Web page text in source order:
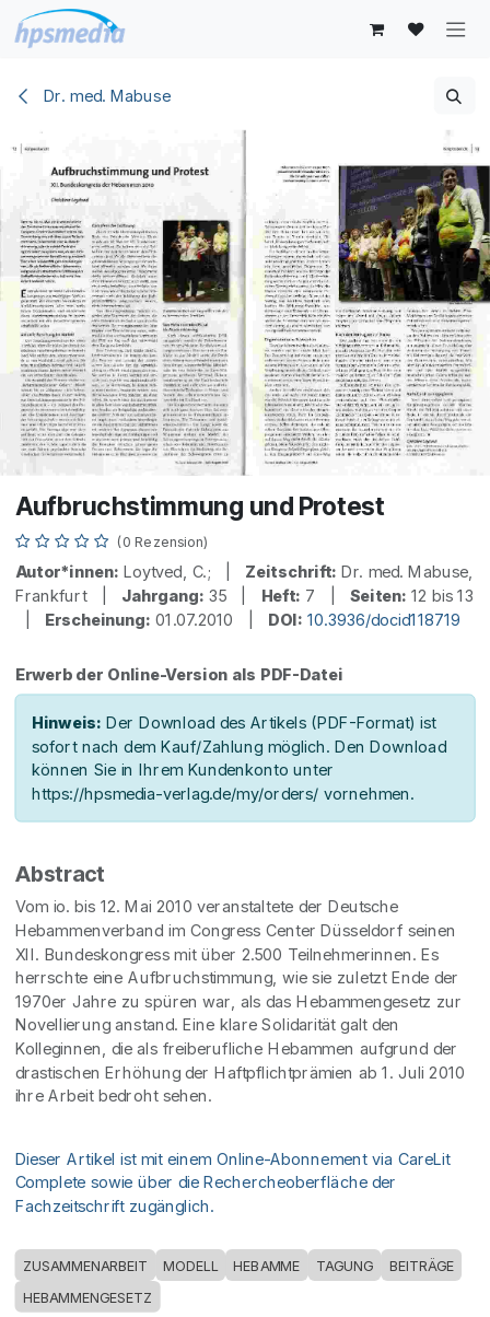
Zum Inhalt springen
Dr. med. Mabuse
Aufbruchstimmung und Protest
(0 Rezension)
Autor*innen: Loytved, C.; | Zeitschrift: Dr. med. Mabuse,
Frankfurt | Jahrgang: 35 | Heft: 7 | Seiten: 12 bis 13
Erscheinung: 01.07.2010 | DOI: 10.3936/docid118719
Erwerb der Online-Version als PDF-Datei
Hinweis: Der Download des Artikels (PDF-Format) ist
sofort nach dem Kauf/Zahlung möglich. Den Download
können Sie in Ihrem Kundenkonto unter
https://hpsmedia-verlag.de/my/orders/ vornehmen.
Abstract
Vom io. bis 12. Mai 2010 veranstaltete der Deutsche
Hebammenverband im Congress Center Düsseldorf seinen
XII. Bundeskongress mit über 2.500 Teilnehmerinnen. Es
herrschte eine Aufbruchstimmung, wie sie zuletzt Ende der
1970er Jahre zu spüren war, als das Hebammengesetz zur
Novellierung anstand. Eine klare Solidarität galt den
Kolleginnen, die als freiberufliche Hebammen aufgrund der
drastischen Erhöhung der Haftpflichtprämien ab 1. Juli 2010
ihre Arbeit bedroht sehen.
Dieser Artikel ist mit einem Online-Abonnement via CareLit
Complete sowie über die Rechercheoberfläche der
Fachzeitschrift zugänglich.
ZUSAMMENARBEIT MODELL HEBAMME TAGUNG BEITRÄGE
HEBAMMENGESETZ